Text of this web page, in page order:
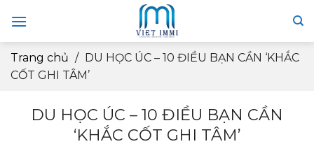
content
Trang chủ / DU HỌC ÚC – 10 ĐIỀU BẠN CẦN ‘KHẮC
CỐT GHI TÂM’
DU HỌC ÚC – 10 ĐIỀU BẠN CẦN
‘KHẮC CỐT GHI TÂM’